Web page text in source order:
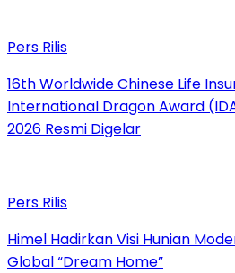
Pers Rilis
16th Worldwide Chinese Life
International Dragon Award
2026 Resmi Digelar
Pers Rilis
Himel Hadirkan Visi Hunian
Global “Dream Home”